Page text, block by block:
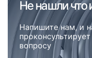
Не нашли что
Напишите нам, и
вопросу